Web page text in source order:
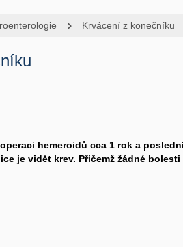
Krvácení z konečníku
hemeroidů cca 1 rok a
je vidět krev. Přičemž žádné bolesti